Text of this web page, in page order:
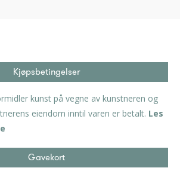
Kjøpsbetingelser
kunst på vegne av kunstneren og
eiendom inntil varen er betalt. Les
Gavekort